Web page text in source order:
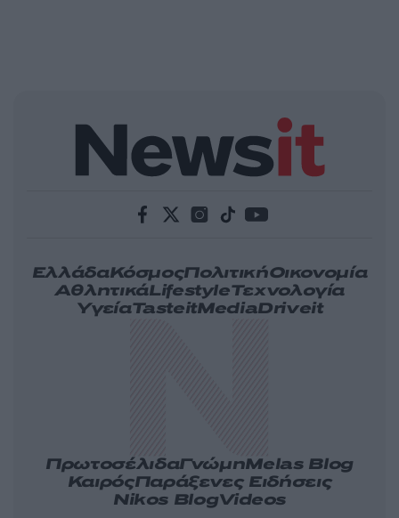
ΕλλάδαΚόσμοςΠολιτικήΟικονομία
ΑθλητικάLifestyleΤεχνολογία
ΥγείαTasteitMediaDriveit
ΠρωτοσέλιδαΓνώμηMelas Blog
ΚαιρόςΠαράξενες Ειδήσεις
Nikos BlogVideos